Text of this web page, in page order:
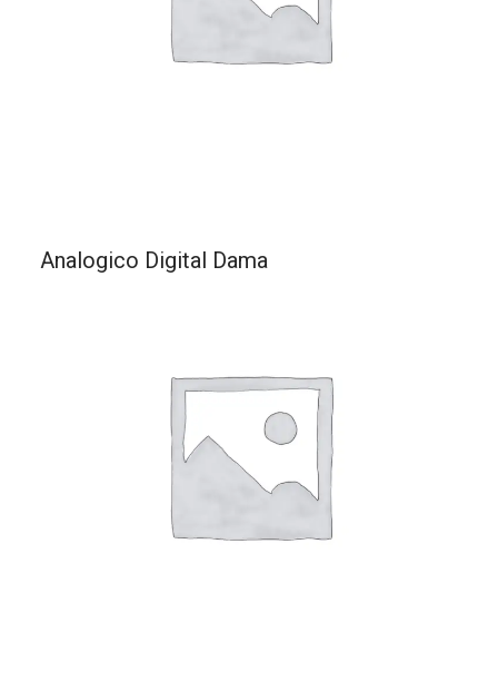
Analogico Digital Dama